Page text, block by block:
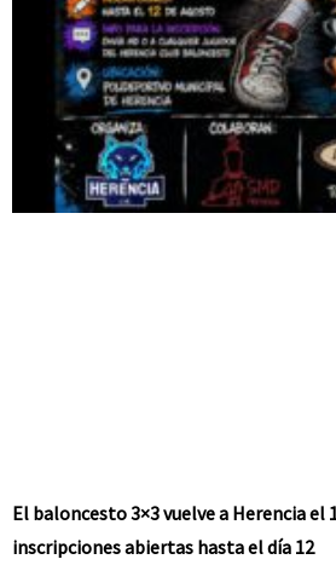
El baloncesto 3×3 vuelve a Herencia el
inscripciones abiertas hasta el día 12